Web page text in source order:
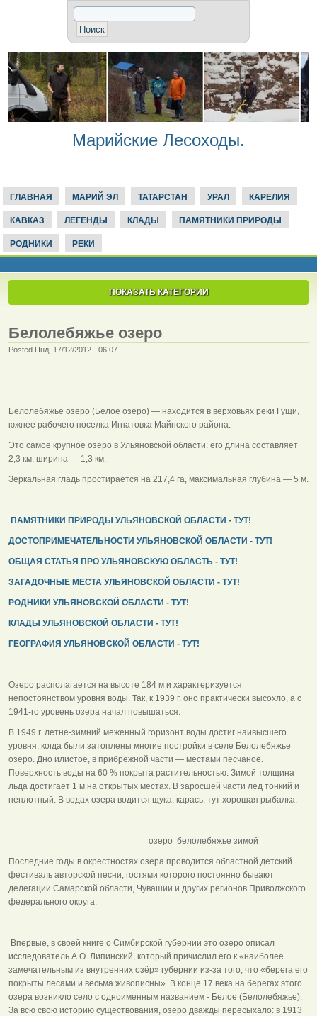
Марийские Лесоходы.
ГЛАВНАЯ МАРИЙ ЭЛ ТАТАРСТАН УРАЛ КАРЕЛИЯ
КАВКАЗ ЛЕГЕНДЫ КЛАДЫ ПАМЯТНИКИ ПРИРОДЫ
РОДНИКИ РЕКИ
ПОКАЗАТЬ КАТЕГОРИИ
Белолебяжье озеро
Posted Пнд, 17/12/2012 - 06:07
Белолебяжье озеро (Белое озеро) — находится в верховьях реки Гущи,
южнее рабочего поселка Игнатовка Майнского района.
Это самое крупное озеро в Ульяновской области: его длина составляет
2,3 км, ширина — 1,3 км.
Зеркальная гладь простирается на 217,4 га, максимальная глубина — 5 м.
ПАМЯТНИКИ ПРИРОДЫ УЛЬЯНОВСКОЙ ОБЛАСТИ - ТУТ!
ДОСТОПРИМЕЧАТЕЛЬНОСТИ УЛЬЯНОВСКОЙ ОБЛАСТИ - ТУТ!
ОБЩАЯ СТАТЬЯ ПРО УЛЬЯНОВСКУЮ ОБЛАСТЬ - ТУТ!
ЗАГАДОЧНЫЕ МЕСТА УЛЬЯНОВСКОЙ ОБЛАСТИ - ТУТ!
РОДНИКИ УЛЬЯНОВСКОЙ ОБЛАСТИ - ТУТ!
КЛАДЫ УЛЬЯНОВСКОЙ ОБЛАСТИ - ТУТ!
ГЕОГРАФИЯ УЛЬЯНОВСКОЙ ОБЛАСТИ - ТУТ!
Озеро располагается на высоте 184 м и характеризуется
непостоянством уровня воды. Так, к 1939 г. оно практически высохло, а с
1941-го уровень озера начал повышаться.
В 1949 г. летне-зимний меженный горизонт воды достиг наивысшего
уровня, когда были затоплены многие постройки в селе Белолебяжье
озеро. Дно илистое, в прибрежной части — местами песчаное.
Поверхность воды на 60 % покрыта растительностью. Зимой толщина
льда достигает 1 м на открытых местах. В заросшей части лед тонкий и
неплотный. В водах озера водится щука, карась, тут хорошая рыбалка.
озеро белолебяжье зимой
Последние годы в окрестностях озера проводится областной детский
фестиваль авторской песни, гостями которого постоянно бывают
делегации Самарской области, Чувашии и других регионов Приволжского
федерального округа.
Впервые, в своей книге о Симбирской губернии это озеро описал
исследователь А.О. Липинский, который причислил его к «наиболее
замечательным из внутренних озёр» губернии из-за того, что «берега его
покрыты лесами и весьма живописны». В конце 17 века на берегах этого
озера возникло село с одноименным названием - Белое (Белолебяжье).
За всю свою историю существования, озеро дважды пересыхало: в 1913